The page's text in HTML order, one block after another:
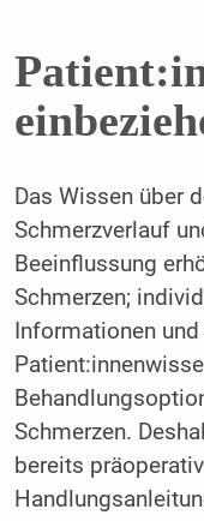
Das Wissen über
Schmerzverlauf
Beeinflussung
Schmerzen;
Informationen
Schmerzen.
bereits